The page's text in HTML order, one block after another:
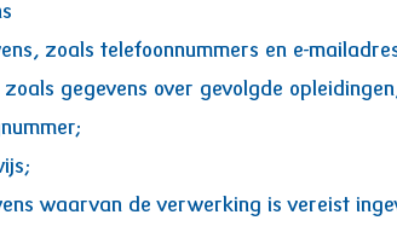
zoals telefoonnummers en e-
zoals gegevens over gevolgde
waarvan de verwerking is vereist